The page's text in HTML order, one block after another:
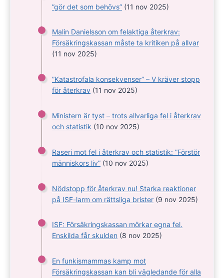
”gör det som behövs” (11 nov 2025)
Malin Danielsson om felaktiga återkrav:
Försäkringskassan måste ta kritiken på allvar
(11 nov 2025)
”Katastrofala konsekvenser” – V kräver stopp
för återkrav (11 nov 2025)
Ministern är tyst – trots allvarliga fel i återkrav
och statistik (10 nov 2025)
Raseri mot fel i återkrav och statistik: ”Förstör
människors liv” (10 nov 2025)
Nödstopp för återkrav nu! Starka reaktioner
på ISF-larm om rättsliga brister (9 nov 2025)
ISF: Försäkringskassan mörkar egna fel.
Enskilda får skulden (8 nov 2025)
En funkismammas kamp mot
Försäkringskassan kan bli vägledande för alla